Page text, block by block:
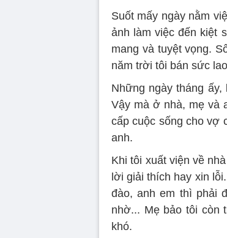
Suốt mấy ngày nằm
ảnh làm việc đến kiệt
mang và tuyệt vọng.
năm trời tôi bán sức
Những ngày tháng
Vậy mà ở nhà, mẹ và
cấp cuộc sống cho vợ
anh.
Khi tôi xuất viện về
lời giải thích hay xin
đào, anh em thì phải
nhờ... Mẹ bảo tôi còn
khó.